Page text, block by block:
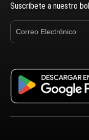
Suscríbete a nuestro